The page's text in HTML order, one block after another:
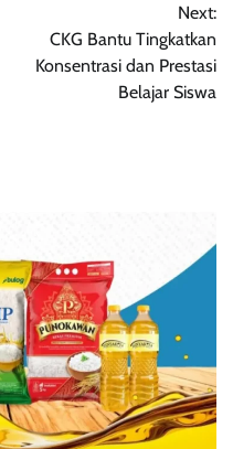
Next:
CKG Bantu Tingkatkan
Konsentrasi dan Prestasi
Belajar Siswa